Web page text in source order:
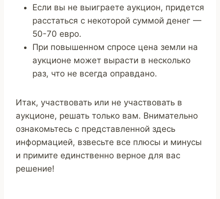
Если вы не выиграете аукцион, придется
расстаться с некоторой суммой денег —
50-70 евро.
При повышенном спросе цена земли на
аукционе может вырасти в несколько
раз, что не всегда оправдано.
Итак, участвовать или не участвовать в
аукционе, решать только вам. Внимательно
ознакомьтесь с представленной здесь
информацией, взвесьте все плюсы и минусы
и примите единственно верное для вас
решение!